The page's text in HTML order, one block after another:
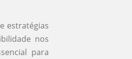
estratégias
nos
para